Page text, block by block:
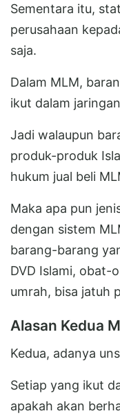
Sementara itu,
perusahaan
saja.
Dalam MLM,
ikut dalam
Jadi walaupun
produk-produk
hukum jual beli
Maka apa pun
dengan sistem
barang-barang
DVD Islami, obat-
umrah, bisa jatuh
Alasan Kedua
Kedua, adanya
Setiap yang ikut
apakah akan